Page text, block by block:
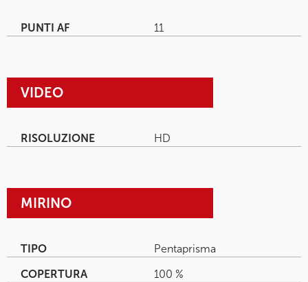
PUNTI AF 11
VIDEO
RISOLUZIONE HD
MIRINO
TIPO
Pentaprisma
COPERTURA
100 %